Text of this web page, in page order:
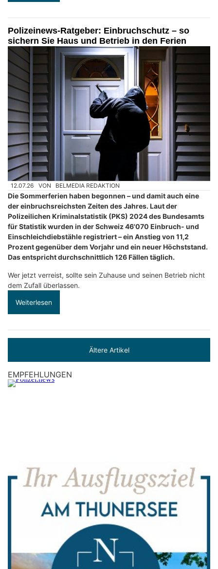
Polizeinews-Ratgeber: Einbruchschutz – so
sichern Sie Haus und Betrieb in den Ferien
12.07.26 VON BELMEDIA REDAKTION
Die Sommerferien haben begonnen – und damit auch eine
der einbruchsreichsten Zeiten des Jahres. Laut der
Polizeilichen Kriminalstatistik (PKS) 2024 des Bundesamts
für Statistik wurden in der Schweiz 46'070 Einbruch- und
Einschleichdiebstähle registriert – ein Anstieg von 11,2
Prozent gegenüber dem Vorjahr und ein neuer Höchststand.
Das entspricht durchschnittlich 126 Fällen täglich.
Wer jetzt verreist, sollte sein Zuhause und seinen Betrieb nicht
dem Zufall überlassen.
Weiterlesen
Ältere Artikel
EMPFEHLUNGEN